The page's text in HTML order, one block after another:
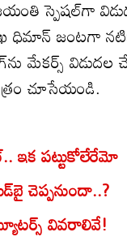
స్పెషల్‌గా
ధిమాన్ జంటగా
మేకర్స్
చూసేయండి.
ఇక పట్టుకోలేరేమో
చెప్పనుందా..?
వివరాలివే!